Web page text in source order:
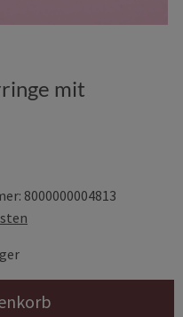
mit
8000000004813